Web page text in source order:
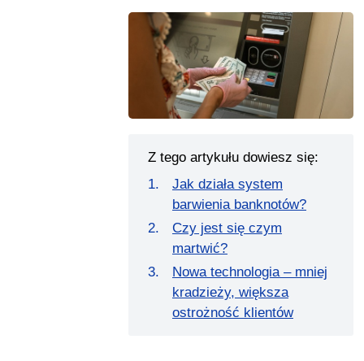
Z tego artykułu dowiesz się:
Jak działa system
barwienia banknotów?
Czy jest się czym
martwić?
Nowa technologia – mniej
kradzieży, większa
ostrożność klientów